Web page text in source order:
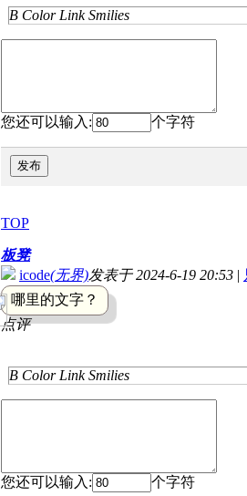
B Color Link Smilies
您还可以输入: 个字符
发布
TOP
板凳
icode(无界)发表于 2024-6-19 20:53 |
哪里的文字？
点评
B Color Link Smilies
您还可以输入: 个字符